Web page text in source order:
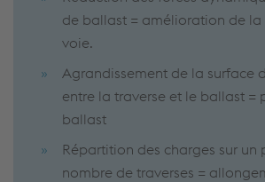
de ballast = amélioration de
voie.
Agrandissement de la surface
entre la traverse et le ballast =
ballast
Répartition des charges sur un
nombre de traverses =